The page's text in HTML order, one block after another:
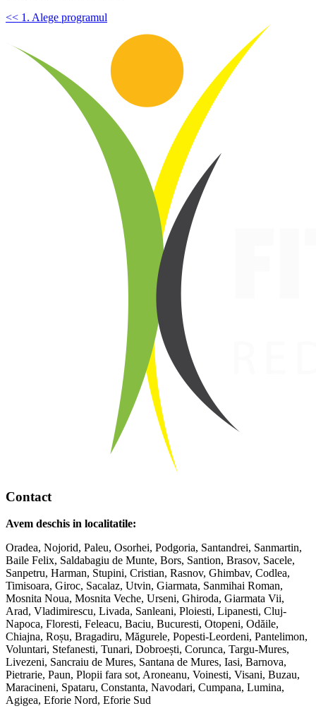
<< 1. Alege programul
Contact
Avem deschis in localitatile:
Oradea, Nojorid, Paleu, Osorhei, Podgoria, Santandrei, Sanmartin,
Baile Felix, Saldabagiu de Munte, Bors, Santion, Brasov, Sacele,
Sanpetru, Harman, Stupini, Cristian, Rasnov, Ghimbav, Codlea,
Timisoara, Giroc, Sacalaz, Utvin, Giarmata, Sanmihai Roman,
Mosnita Noua, Mosnita Veche, Urseni, Ghiroda, Giarmata Vii,
Arad, Vladimirescu, Livada, Sanleani, Ploiesti, Lipanesti, Cluj-
Napoca, Floresti, Feleacu, Baciu, Bucuresti, Otopeni, Odăile,
Chiajna, Roșu, Bragadiru, Măgurele, Popesti-Leordeni, Pantelimon,
Voluntari, Stefanesti, Tunari, Dobroești, Corunca, Targu-Mures,
Livezeni, Sancraiu de Mures, Santana de Mures, Iasi, Barnova,
Pietrarie, Paun, Plopii fara sot, Aroneanu, Voinesti, Visani, Buzau,
Maracineni, Spataru, Constanta, Navodari, Cumpana, Lumina,
Agigea, Eforie Nord, Eforie Sud